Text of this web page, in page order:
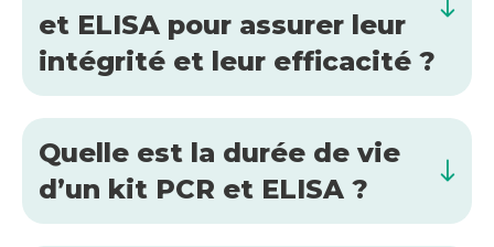
et ELISA pour assurer leur
intégrité et leur efficacité ?
Quelle est la durée de vie
d’un kit PCR et ELISA ?